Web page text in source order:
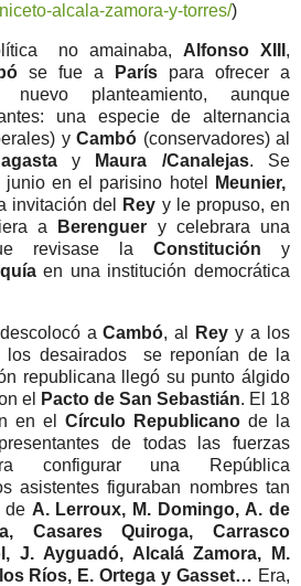
alcala-zamora-y-torres/)
no amainaba, Alfonso XIII ,
se fue a París para ofrecer a
planteamiento, aunque
una especie de alternancia
yCambó (conservadores) al
y Maura /Canalejas. Se
en el parisino hotel
Meunier,
invitación del Rey y le propuso, en
a Berenguer y celebrara una
revisase la Constitución y
en una institución democrática
aCambó, al Rey y a los
los desairados
se reponían de la
republicana llegó su punto álgido
el
Pacto de San Sebastián. El 18
en el Círculo Republicano de la
de todas las fuerzas
configurar una República
asistentes figuraban nombres tan
de A. Lerroux, M. Domingo, A. de
Casares Quiroga, Carrasco
J. Ayguadó, Alcalá Zamora, M.
Ríos, E. Ortega y Gasset… Era,